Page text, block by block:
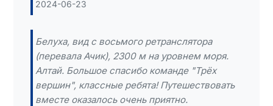
2024-06-23
Белуха, вид с восьмого ретранслятора
(перевала Ачик), 2300 м на уровнем моря.
Алтай. Большое спасибо команде "Трёх
вершин", классные ребята! Путешествовать
вместе оказалось очень приятно.